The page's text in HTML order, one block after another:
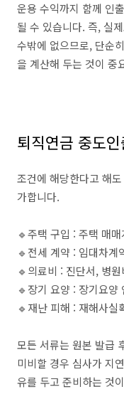
운용 수익까지 함께 인
될 수 있습니다. 즉, 실
수밖에 없으므로, 단순
을 계산해 두는 것이 중
퇴직연금 중도
조건에 해당한다고 해
가합니다.
🔹주택 구입 : 주택 매
🔹전세 계약 : 임대차계
🔹의료비 : 진단서, 병
🔹장기 요양 : 장기요양
🔹재난 피해 : 재해사실
모든 서류는 원본 발급
미비할 경우 심사가 지
유를 두고 준비하는 것